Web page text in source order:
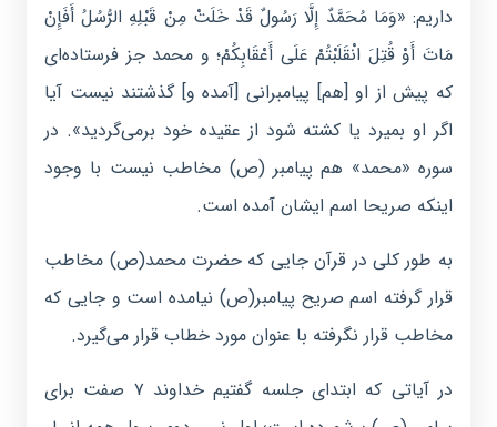
داریم: «وَمَا مُحَمَّدٌ إِلَّا رَسُولٌ قَدْ خَلَتْ مِنْ قَبْلِهِ الرُّسُلُ أَفَإِنْ
مَاتَ أَوْ قُتِلَ انْقَلَبْتُمْ عَلَى أَعْقَابِکُمْ؛ و محمد جز فرستاده‏‌اى
که پیش از او [هم] پیامبرانى [آمده و] گذشتند نیست آیا
اگر او بمیرد یا کشته شود از عقیده خود برمى‏‌گردید». در
سوره «محمد» هم پیامبر (ص) مخاطب نیست با وجود
اینکه صریحا اسم ایشان آمده است.
به طور کلی در قرآن جایی که حضرت محمد(ص) مخاطب
قرار گرفته اسم صریح پیامبر(ص) نیامده است و جایی که
مخاطب قرار نگرفته با عنوان مورد خطاب قرار می‌گیرد.
در آیاتی که ابتدای جلسه گفتیم خداوند ۷ صفت برای